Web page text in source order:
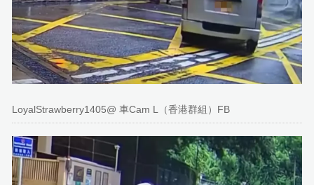
LoyalStrawberry1405@ 車Cam L（香港群組）FB